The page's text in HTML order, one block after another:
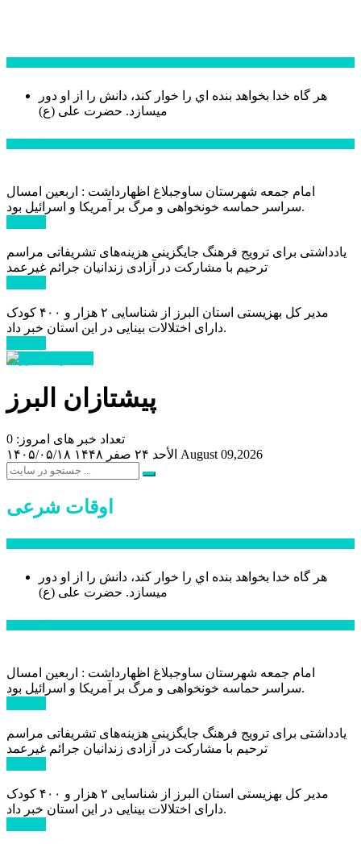
هر گاه خدا بخواهد بنده اي را خوار كند، دانش را از او دور
میسازد. حضرت علی (ع)
امام جمعه شهرستان ساوجبلاغ اظهارداشت : اربعین امسال
سراسر حماسه خونخواهی و مرگ بر آمریکا و اسرائیل بود.
یادداشتی برای ترویج فرهنگ جایگزینی هزینه‌های تشریفاتی مراسم
ترحیم با مشارکت در آزادی زندانیان جرائم غیرعمد
مدیر کل بهزیستی استان البرز از شناسایی ۲ هزار و ۴۰۰ کودک
دارای اختلالات بینایی در این استان خبر داد.
پیشتازان البرز
تعداد خبر های امروز: 0
۱۴۰۵/۰۵/۱۸
الأحد ۲۴ صفر ۱۴۴۸ August 09,2026
اوقات شرعی
هر گاه خدا بخواهد بنده اي را خوار كند، دانش را از او دور
میسازد. حضرت علی (ع)
امام جمعه شهرستان ساوجبلاغ اظهارداشت : اربعین امسال
سراسر حماسه خونخواهی و مرگ بر آمریکا و اسرائیل بود.
یادداشتی برای ترویج فرهنگ جایگزینی هزینه‌های تشریفاتی مراسم
ترحیم با مشارکت در آزادی زندانیان جرائم غیرعمد
مدیر کل بهزیستی استان البرز از شناسایی ۲ هزار و ۴۰۰ کودک
دارای اختلالات بینایی در این استان خبر داد.